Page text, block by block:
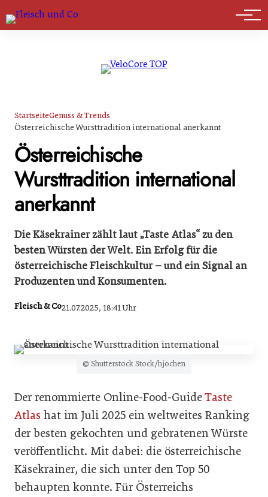
Marktführer
StartseiteGenuss & Trends
Österreichische Wursttradition international anerkannt
Österreichische
Wursttradition international
anerkannt
Die Käsekrainer zählt laut „Taste Atlas“ zu den
besten Würsten der Welt. Ein Erfolg für die
österreichische Fleischkultur – und ein Signal an
Produzenten und Konsumenten.
Fleisch & Co21.07.2025, 18:41 Uhr
© Shutterstock Stock/hjochen
Der renommierte Online-Food-GuideTaste
Atlas hat im Juli 2025 ein weltweites Ranking
der besten gekochten und gebratenen Würste
veröffentlicht. Mit dabei: die österreichische
Käsekrainer, die sich unter den Top 50
behaupten konnte. Für Österreichs